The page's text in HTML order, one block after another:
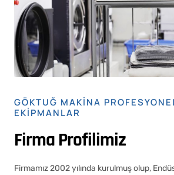
GÖKTUĞ MAKINA
EKIPMANLAR
Firma Profilimiz
Firmamız 2002 yılında kurulmuş olup,